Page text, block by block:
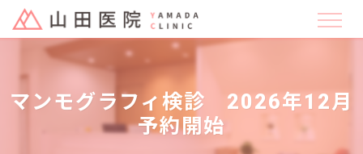
マンモグラフィ検診 2026年12月
予約開始